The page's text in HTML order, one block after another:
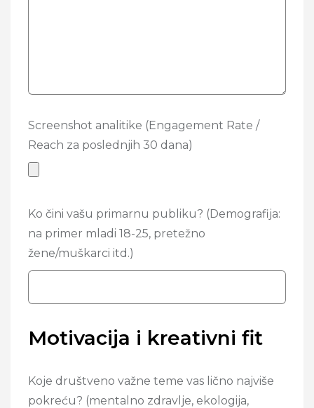
Screenshot analitike (Engagement Rate /
Reach za poslednjih 30 dana)
Ko čini vašu primarnu publiku? (Demografija:
na primer mladi 18-25, pretežno
žene/muškarci itd.)
Motivacija i kreativni fit
Koje društveno važne teme vas lično najviše
pokreću? (mentalno zdravlje, ekologija,